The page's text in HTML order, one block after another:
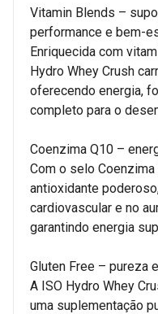
Vitamin Blends –
performance e bem-
Enriquecida com
Hydro Whey Crush
oferecendo energia,
completo para o
Coenzima Q10 –
Com o selo Coenzima
antioxidante
cardiovascular e no
garantindo energia
Gluten Free – pureza
A ISO Hydro Whey
uma suplementação